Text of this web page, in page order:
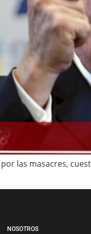
las masacres,
NOSOTROS